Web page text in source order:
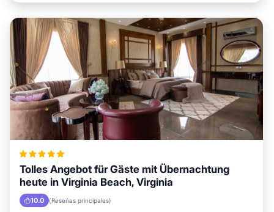
Tolles Angebot für Gäste mit Übernachtung
heute in Virginia Beach, Virginia
10.0 (Reseñas principales)